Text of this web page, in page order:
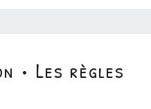
• Les règles